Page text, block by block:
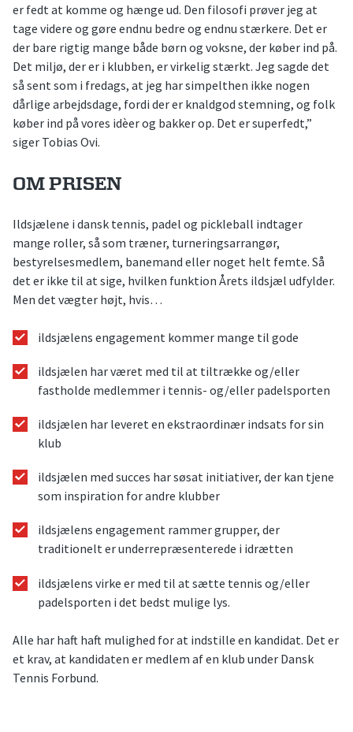
er fedt at komme og hænge ud. Den filosofi prøver jeg at
tage videre og gøre endnu bedre og endnu stærkere. Det er
der bare rigtig mange både børn og voksne, der køber ind på.
Det miljø, der er i klubben, er virkelig stærkt. Jeg sagde det
så sent som i fredags, at jeg har simpelthen ikke nogen
dårlige arbejdsdage, fordi der er knaldgod stemning, og folk
køber ind på vores idèer og bakker op. Det er superfedt,”
siger Tobias Ovi.
OM PRISEN
Ildsjælene i dansk tennis, padel og pickleball indtager
mange roller, så som træner, turneringsarrangør,
bestyrelsesmedlem, banemand eller noget helt femte. Så
det er ikke til at sige, hvilken funktion Årets ildsjæl udfylder.
Men det vægter højt, hvis…
ildsjælens engagement kommer mange til gode
ildsjælen har været med til at tiltrække og/eller
fastholde medlemmer i tennis- og/eller padelsporten
ildsjælen har leveret en ekstraordinær indsats for sin
klub
ildsjælen med succes har søsat initiativer, der kan tjene
som inspiration for andre klubber
ildsjælens engagement rammer grupper, der
traditionelt er underrepræsenterede i idrætten
ildsjælens virke er med til at sætte tennis og/eller
padelsporten i det bedst mulige lys.
Alle har haft haft mulighed for at indstille en kandidat. Det er
et krav, at kandidaten er medlem af en klub under Dansk
Tennis Forbund.